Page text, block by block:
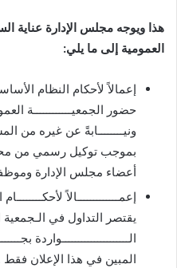
هذا ويوجه مجلس الإدارة عناية
العمومية إلى ما يلي:
إعمالاً لأحكام النظام
حضور الجمعيــــــــــــة
ونيــــــــابةً عن غيره من
بموجب توكيل رسمي من
أعضاء مجلس الإدارة
إعمـــــــــــــالاً
يقتصر التداول في الـجمعية
الـــــــــــــــــــــواردة
المبين في هذا الإعلان فقط